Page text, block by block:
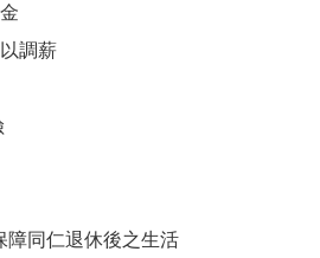
調薪
障同仁退休後之生活